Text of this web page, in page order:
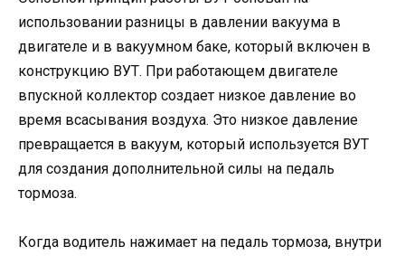
использовании разницы в давлении вакуума в
двигателе и в вакуумном баке, который включен в
конструкцию ВУТ. При работающем двигателе
впускной коллектор создает низкое давление во
время всасывания воздуха. Это низкое давление
превращается в вакуум, который используется ВУТ
для создания дополнительной силы на педаль
тормоза.
Когда водитель нажимает на педаль тормоза, внутри